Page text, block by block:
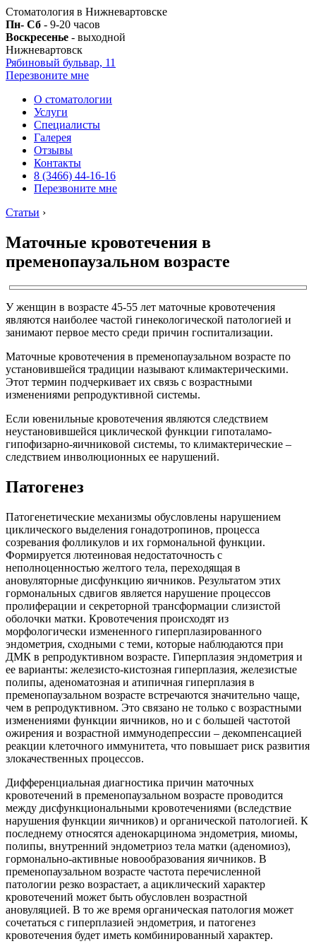
Стоматология в Нижневартовске
Пн- Сб - 9-20 часов
Воскресенье - выходной
Нижневартовск
Рябиновый бульвар, 11
Перезвоните мне
О стоматологии
Услуги
Специалисты
Галерея
Отзывы
Контакты
8 (3466) 44-16-16
Перезвоните мне
Статьи ›
Маточные кровотечения в
пременопаузальном возрасте
У женщин в возрасте 45-55 лет маточные кровотечения
являются наиболее частой гинекологической патологией и
занимают первое место среди причин госпитализации.
Маточные кровотечения в пременопаузальном возрасте по
установившейся традиции называют климактерическими.
Этот термин подчеркивает их связь с возрастными
изменениями репродуктивной системы.
Если ювенильные кровотечения являются следствием
неустановившейся циклической функции гипоталамо-
гипофизарно-яичниковой системы, то климактерические –
следствием инволюционных ее нарушений.
Патогенез
Патогенетические механизмы обусловлены нарушением
циклического выделения гонадотропинов, процесса
созревания фолликулов и их гормональной функции.
Формируется лютеиновая недостаточность с
неполноценностью желтого тела, переходящая в
ановуляторные дисфункцию яичников. Результатом этих
гормональных сдвигов является нарушение процессов
пролиферации и секреторной трансформации слизистой
оболочки матки. Кровотечения происходят из
морфологически измененного гиперплазированного
эндометрия, сходными с теми, которые наблюдаются при
ДМК в репродуктивном возрасте. Гиперплазия эндометрия и
ее варианты: железисто-кистозная гиперплазия, железистые
полипы, аденоматозная и атипичная гиперплазия в
пременопаузальном возрасте встречаются значительно чаще,
чем в репродуктивном. Это связано не только с возрастными
изменениями функции яичников, но и с большей частотой
ожирения и возрастной иммунодепрессии – декомпенсацией
реакции клеточного иммунитета, что повышает риск развития
злокачественных процессов.
Дифференциальная диагностика причин маточных
кровотечений в пременопаузальном возрасте проводится
между дисфункциональными кровотечениями (вследствие
нарушения функции яичников) и органической патологией. К
последнему относятся аденокарцинома эндометрия, миомы,
полипы, внутренний эндометриоз тела матки (аденомиоз),
гормонально-активные новообразования яичников. В
пременопаузальном возрасте частота перечисленной
патологии резко возрастает, а ациклический характер
кровотечений может быть обусловлен возрастной
ановуляцией. В то же время органическая патология может
сочетаться с гиперплазией эндометрия, и патогенез
кровотечения будет иметь комбинированный характер.